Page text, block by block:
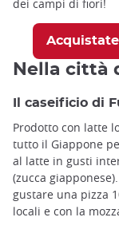
dei campi di fiori!
Nella città
Il caseificio di
Prodotto con latte
tutto il Giappone
al latte in gusti
(zucca
gustare una pizza
locali e con la